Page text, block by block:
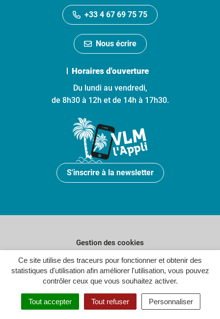
Ce site utilise des traceurs pour fonctionner et obtenir des
statistiques d'utilisation afin améliorer l'utilisation, vous pouvez
contrôler ceux que vous souhaitez activer.
Tout accepter Tout refuser Personnaliser
+33 4 67 69 75 75
Nous écrire
Horaires d'ouverture
Du lundi au vendredi,
de 8h30 à 12h et de 14h à 17h30.
S'inscrire à la newsletter
Gestion des cookies
Plan du site
Politique de confidentialité
Crédits